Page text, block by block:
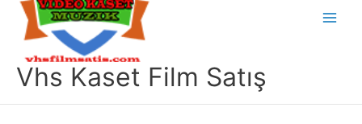
Vhs Kaset Film Satış